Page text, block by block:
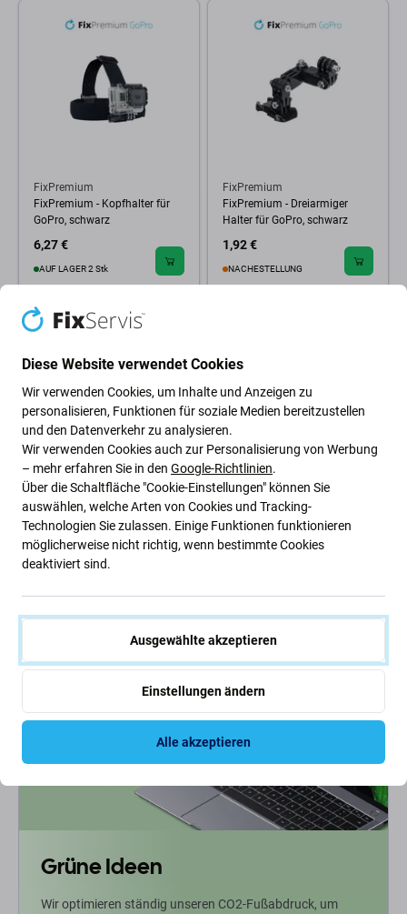
FixPremium
FixPremium - Kopfhalter für
GoPro, schwarz
6,27 €
AUF LAGER 2 Stk
FixPremium
FixPremium - Dreiarmiger
Halter für GoPro, schwarz
1,92 €
NACHESTELLUNG
FixPremium
FixPremium - Halterung für
Fahrrad/Motorrad für GoPro,
schwarz
4,82 €
FixPremium
FixPremium - Halterung für
GoPro mit Saugnapf, schwarz
Grüne Ideen
Wir optimieren ständig unseren CO2-Fußabdruck, um
Diese Website verwendet Cookies
Wir verwenden Cookies, um Inhalte und Anzeigen zu
personalisieren, Funktionen für soziale Medien bereitzustellen
und den Datenverkehr zu analysieren.
Wir verwenden Cookies auch zur Personalisierung von Werbung
– mehr erfahren Sie in den Google-Richtlinien.
Über die Schaltfläche "Cookie-Einstellungen" können Sie
auswählen, welche Arten von Cookies und Tracking-
Technologien Sie zulassen. Einige Funktionen funktionieren
möglicherweise nicht richtig, wenn bestimmte Cookies
deaktiviert sind.
Ausgewählte akzeptieren
Einstellungen ändern
Alle akzeptieren